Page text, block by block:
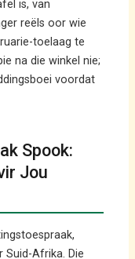
is, van
reëls oor wie
toelaag te
na die winkel nie;
voordat
Spook:
Jou
Suid-Afrika. Die